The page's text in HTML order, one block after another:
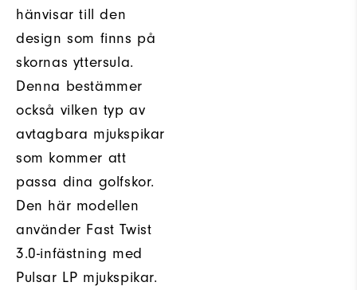
hänvisar till den
design som finns på
skornas yttersula.
Denna bestämmer
också vilken typ av
avtagbara mjukspikar
som kommer att
passa dina golfskor.
Den här modellen
använder Fast Twist
3.0-infästning med
Pulsar LP mjukspikar.